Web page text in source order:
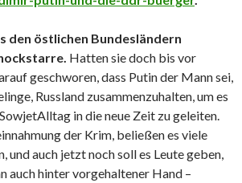
den östlichen Bundesländern
Hatten sie doch bis vor
geschworen, dass Putin der Mann sei,
Russland zusammenzuhalten, um es
in die neue Zeit zu geleiten.
der Krim, beließen es viele
und auch jetzt noch soll es Leute geben,
auch hinter vorgehaltener Hand –